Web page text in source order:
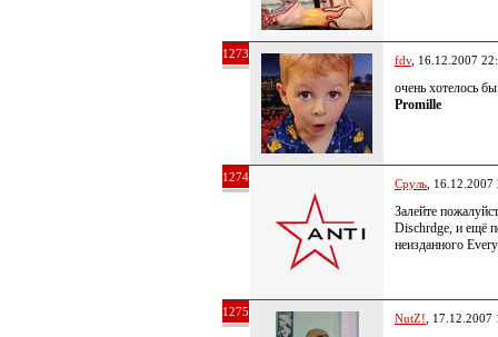
1273 fdv, 16.12.2007
очень хотелось
Promille
1274 Сруль ,
Залейте
Dischrdge, и ещё
неизданного
1275 NutZ! , 17.12.2007